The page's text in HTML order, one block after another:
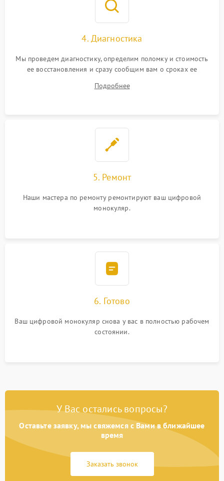
4. Диагностика
Мы проведем диагностику, определим поломку и стоимость
ее восстановления и сразу сообщим вам о сроках ее
Подробнее
5. Ремонт
Наши мастера по ремонту ремонтируют ваш цифровой
монокуляр.
6. Готово
Ваш цифровой монокуляр снова у вас в полностью рабочем
состоянии.
У Вас остались вопросы?
Оставьте заявку, мы свяжемся с Вами в ближайшее
время
Заказать звонок